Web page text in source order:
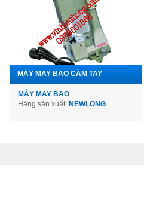
MÁY MAY BAO CẦM TAY
MÁY MAY BAO
Hãng sản xuất: NEWLONG